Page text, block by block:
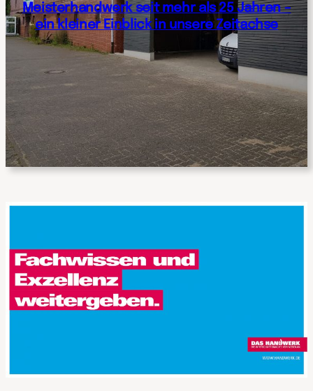
Meisterhandwerk seit mehr als 25 Jahren –
ein kleiner Einblick in unsere Zeitachse